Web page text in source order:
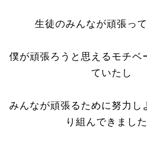
生徒のみんなが頑張っ
僕が頑張ろうと思えるモチベ
ていたし
みんなが頑張るために努力し
り組んできました